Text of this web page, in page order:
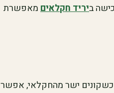
ביריד חקלאיםמאפשרת
כשקונים ישר מהחקלאי, אפשר